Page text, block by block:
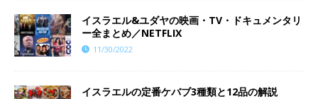
イスラエル&ユダヤの映画・TV・ドキュメンタリ
ー全まとめ／NETFLIX
11/30/2022
イスラエルの定番ケバブ3種類と12品の解説